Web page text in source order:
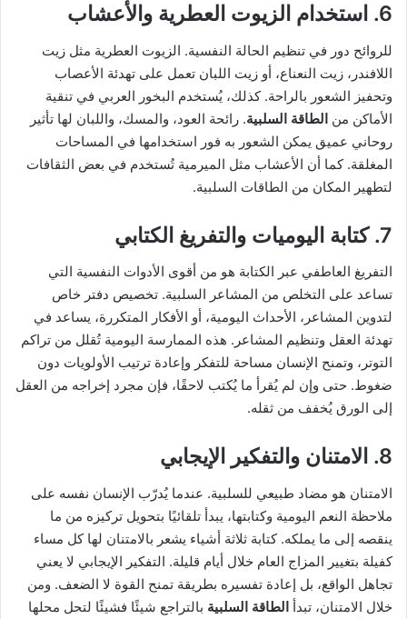
6. استخدام الزيوت العطرية والأعشاب
للروائح دور في تنظيم الحالة النفسية. الزيوت العطرية مثل زيت
اللافندر، زيت النعناع، أو زيت اللبان تعمل على تهدئة الأعصاب
وتحفيز الشعور بالراحة. كذلك، يُستخدم البخور العربي في تنقية
الأماكن من الطاقة السلبية. رائحة العود، والمسك، واللبان لها تأثير
روحاني عميق يمكن الشعور به فور استخدامها في المساحات
المغلقة. كما أن الأعشاب مثل الميرمية تُستخدم في بعض الثقافات
لتطهير المكان من الطاقات السلبية.
7. كتابة اليوميات والتفريغ الكتابي
التفريغ العاطفي عبر الكتابة هو من أقوى الأدوات النفسية التي
تساعد على التخلص من المشاعر السلبية. تخصيص دفتر خاص
لتدوين المشاعر، الأحداث اليومية، أو الأفكار المتكررة، يساعد في
تهدئة العقل وتنظيم المشاعر. هذه الممارسة اليومية تُقلل من تراكم
التوتر، وتمنح الإنسان مساحة للتفكر وإعادة ترتيب الأولويات دون
ضغوط. حتى وإن لم يُقرأ ما يُكتب لاحقًا، فإن مجرد إخراجه من العقل
إلى الورق يُخفف من ثقله.
8. الامتنان والتفكير الإيجابي
الامتنان هو مضاد طبيعي للسلبية. عندما يُدرّب الإنسان نفسه على
ملاحظة النعم اليومية وكتابتها، يبدأ تلقائيًا بتحويل تركيزه من ما
ينقصه إلى ما يملكه. كتابة ثلاثة أشياء يشعر بالامتنان لها كل مساء
كفيلة بتغيير المزاج العام خلال أيام قليلة. التفكير الإيجابي لا يعني
تجاهل الواقع، بل إعادة تفسيره بطريقة تمنح القوة لا الضعف. ومن
خلال الامتنان، تبدأ الطاقة السلبية بالتراجع شيئًا فشيئًا لتحل محلها